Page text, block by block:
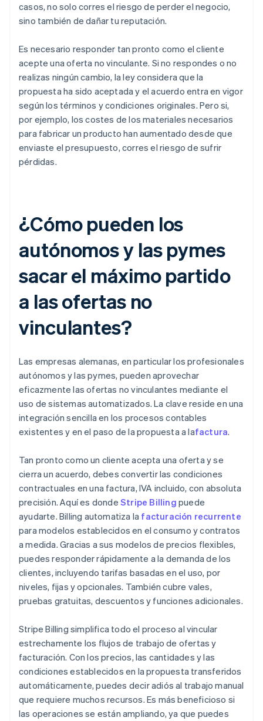
casos, no solo corres el riesgo de perder el negocio,
sino también de dañar tu reputación.
Es necesario responder tan pronto como el cliente
acepte una oferta no vinculante. Si no respondes o no
realizas ningún cambio, la ley considera que la
propuesta ha sido aceptada y el acuerdo entra en vigor
según los términos y condiciones originales. Pero si,
por ejemplo, los costes de los materiales necesarios
para fabricar un producto han aumentado desde que
enviaste el presupuesto, corres el riesgo de sufrir
pérdidas.
¿Cómo pueden los
autónomos y las pymes
sacar el máximo partido
a las ofertas no
vinculantes?
Las empresas alemanas, en particular los profesionales
autónomos y las pymes, pueden aprovechar
eficazmente las ofertas no vinculantes mediante el
uso de sistemas automatizados. La clave reside en una
integración sencilla en los procesos contables
existentes y en el paso de la propuesta a lafactura.
Tan pronto como un cliente acepta una oferta y se
cierra un acuerdo, debes convertir las condiciones
contractuales en una factura, IVA incluido, con absoluta
precisión. Aquí es donde Stripe Billing puede
ayudarte. Billing automatiza la facturación recurrente
para modelos establecidos en el consumo y contratos
a medida. Gracias a sus modelos de precios flexibles,
puedes responder rápidamente a la demanda de los
clientes, incluyendo tarifas basadas en el uso, por
niveles, fijas y opcionales. También cubre vales,
pruebas gratuitas, descuentos y funciones adicionales.
Stripe Billing simplifica todo el proceso al vincular
estrechamente los flujos de trabajo de ofertas y
facturación. Con los precios, las cantidades y las
condiciones establecidos en la propuesta transferidos
automáticamente, puedes decir adiós al trabajo manual
que requiere muchos recursos. Es más beneficioso si
las operaciones se están ampliando, ya que puedes